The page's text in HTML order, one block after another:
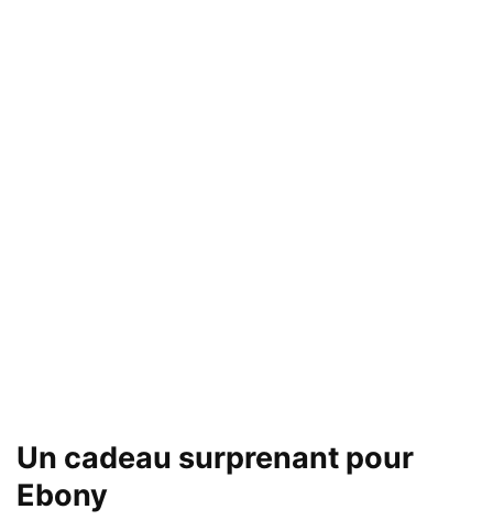
Un cadeau surprenant pour
Ebony